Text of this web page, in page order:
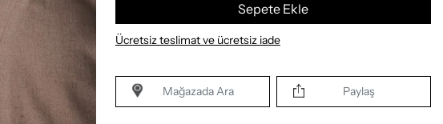
Sepete Ekle
Ücretsiz teslimat ve ücretsiz iade
Mağazada Ara Paylaş